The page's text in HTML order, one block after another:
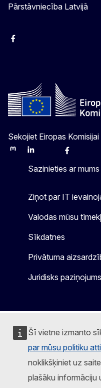
Šī vietne izmanto
par mūsu politiku
noklikšķiniet uz
plašāku informāciju
Pārstāvniecība Latvijā
Facebook
Sekojiet Eiropas Komisijai
MastodonLinkedInBlueskyFacebook
Sazinieties ar mums
Ziņot par IT
Valodas mūsu
Sīkdatnes
Privātuma
Juridisks paziņojums